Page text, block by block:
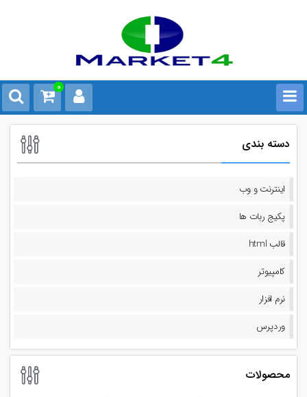
0
دسته بندی
اینترنت و وب
پکیج ربات ها
قالب html
کامپیوتر
نرم افزار
وردپرس
محصولات